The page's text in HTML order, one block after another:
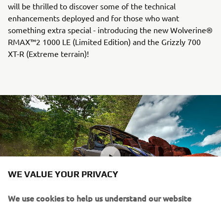
will be thrilled to discover some of the technical
enhancements deployed and for those who want
something extra special - introducing the new Wolverine®
RMAX™2 1000 LE (Limited Edition) and the Grizzly 700
XT-R (Extreme terrain)!
WE VALUE YOUR PRIVACY
We use cookies to help us understand our website